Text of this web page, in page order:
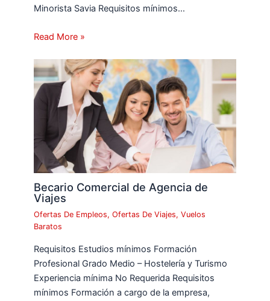
Minorista Savia Requisitos mínimos…
Read More »
Becario Comercial de Agencia de
Viajes
Ofertas De Empleos,Ofertas De Viajes,Vuelos
Baratos
Requisitos Estudios mínimos Formación
Profesional Grado Medio – Hostelería y Turismo
Experiencia mínima No Requerida Requisitos
mínimos Formación a cargo de la empresa,